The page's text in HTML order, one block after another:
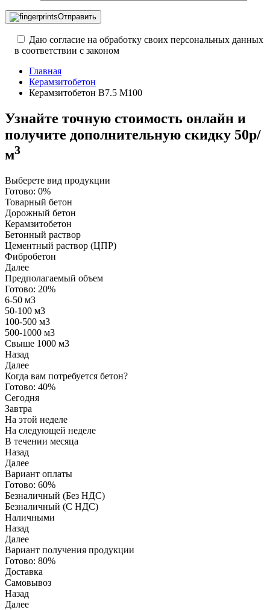
Отправить
Даю согласие на обработку своих персональных данных
в соответствии с законом
Главная
Керамзитобетон
Керамзитобетон В7.5 М100
Узнайте точную стоимость онлайн и
получите дополнительную скидку 50р/
м3
Выберете вид продукции
Готово: 0%
Товарный бетон
Дорожный бетон
Керамзитобетон
Бетонный раствор
Цементный раствор (ЦПР)
Фибробетон
Далее
Предполагаемый объем
Готово: 20%
6-50 м3
50-100 м3
100-500 м3
500-1000 м3
Свыше 1000 м3
Назад
Далее
Когда вам потребуется бетон?
Готово: 40%
Сегодня
Завтра
На этой неделе
На следующей неделе
В течении месяца
Назад
Далее
Вариант оплаты
Готово: 60%
Безналичный (Без НДС)
Безналичный (С НДС)
Наличными
Назад
Далее
Вариант получения продукции
Готово: 80%
Доставка
Самовывоз
Назад
Далее